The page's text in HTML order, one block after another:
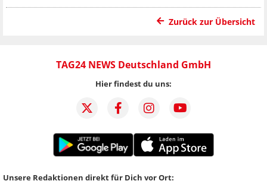
Zurück zur Übersicht
TAG24 NEWS Deutschland GmbH
Hier findest du uns:
Unsere Redaktionen direkt für Dich vor Ort: